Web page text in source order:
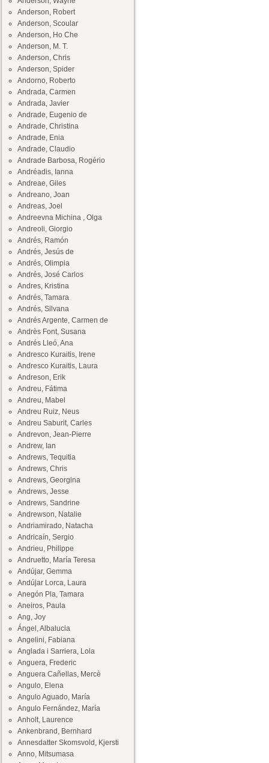
Anderson, Robert
Anderson, Scoular
Anderson, Ho Che
Anderson, M. T.
Anderson, Chris
Anderson, Spider
Andorno, Roberto
Andrada, Carmen
Andrada, Javier
Andrade, Eugenio de
Andrade, Christina
Andrade, Enia
Andrade, Claudio
Andrade Barbosa, Rogério
Andréadis, Ianna
Andreae, Giles
Andreano, Joan
Andreas, Joel
Andreevna Michina , Olga
Andreoli, Giorgio
Andrés, Ramón
Andrés, Jesús de
Andrés, Olimpia
Andrés, José Carlos
Andres, Kristina
Andrés, Tamara
Andrés, Silvana
Andrés Argente, Carmen de
Andrès Font, Susana
Andrés Lleó, Ana
Andresco Kuraitis, Irene
Andresco Kuraitis, Laura
Andreson, Erik
Andreu, Fátima
Andreu, Mabel
Andreu Ruiz, Neus
Andreu Saburit, Carles
Andrevon, Jean-Pierre
Andrew, Ian
Andrews, Tequitia
Andrews, Chris
Andrews, Georgina
Andrews, Jesse
Andrews, Sandrine
Andrewson, Natalie
Andriamirado, Natacha
Andricaín, Sergio
Andrieu, Philippe
Andruetto, María Teresa
Andújar, Gemma
Andújar Lorca, Laura
Anegón Pla, Tamara
Aneiros, Paula
Ang, Joy
Ángel, Albalucia
Angelini, Fabiana
Anglada i Sarriera, Lola
Anguera, Frederic
Anguera Cañellas, Mercè
Angulo, Elena
Angulo Aguado, María
Angulo Fernández, María
Anholt, Laurence
Ankenbrand, Bernhard
Annesdatter Skomsvold, Kjersti
Anno, Mitsumasa